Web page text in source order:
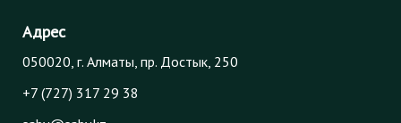
Адрес
050020, г. Алматы, пр. Достык, 250
+7 (727) 317 29 38